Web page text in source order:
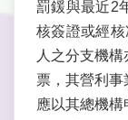
罰鍰與最近2
核簽證或經
人之分支機
票，其營利事
應以其總機